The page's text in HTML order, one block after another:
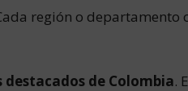
región o departamento
destacados de Colombia.